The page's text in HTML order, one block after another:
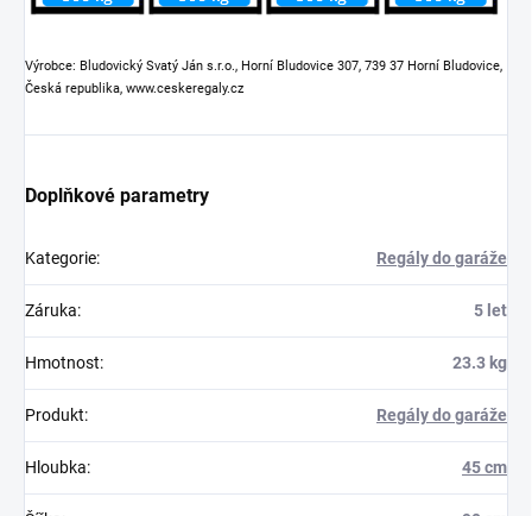
Výrobce: Bludovický Svatý Ján s.r.o., Horní Bludovice 307, 739 37 Horní Bludovice,
Česká republika, www.ceskeregaly.cz
Doplňkové parametry
Kategorie: Regály do garáže
Záruka: 5 let
Hmotnost: 23.3 kg
Produkt: Regály do garáže
Hloubka: 45 cm